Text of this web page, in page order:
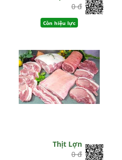
0 đ
Còn hiệu lực
Thịt Lợn
0 đ